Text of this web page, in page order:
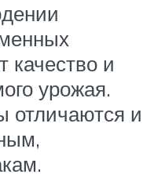
качество и
урожая.
отличаются и